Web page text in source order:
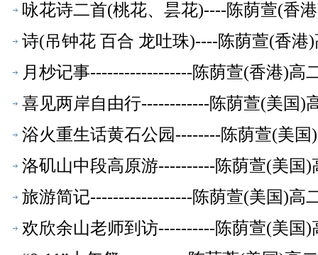
咏花诗二首(桃花、昙花)----陈荫萱(香
诗(吊钟花 百合 龙吐珠)----陈荫萱(香港
月杪记事------------------陈荫萱(香港)高
喜见两岸自由行------------陈荫萱(美国)
浴火重生话黄石公园--------陈荫萱(美
洛矶山中段高原游----------陈荫萱(美国
旅游简记------------------陈荫萱(美国)高
欢欣余山老师到访----------陈荫萱(美国